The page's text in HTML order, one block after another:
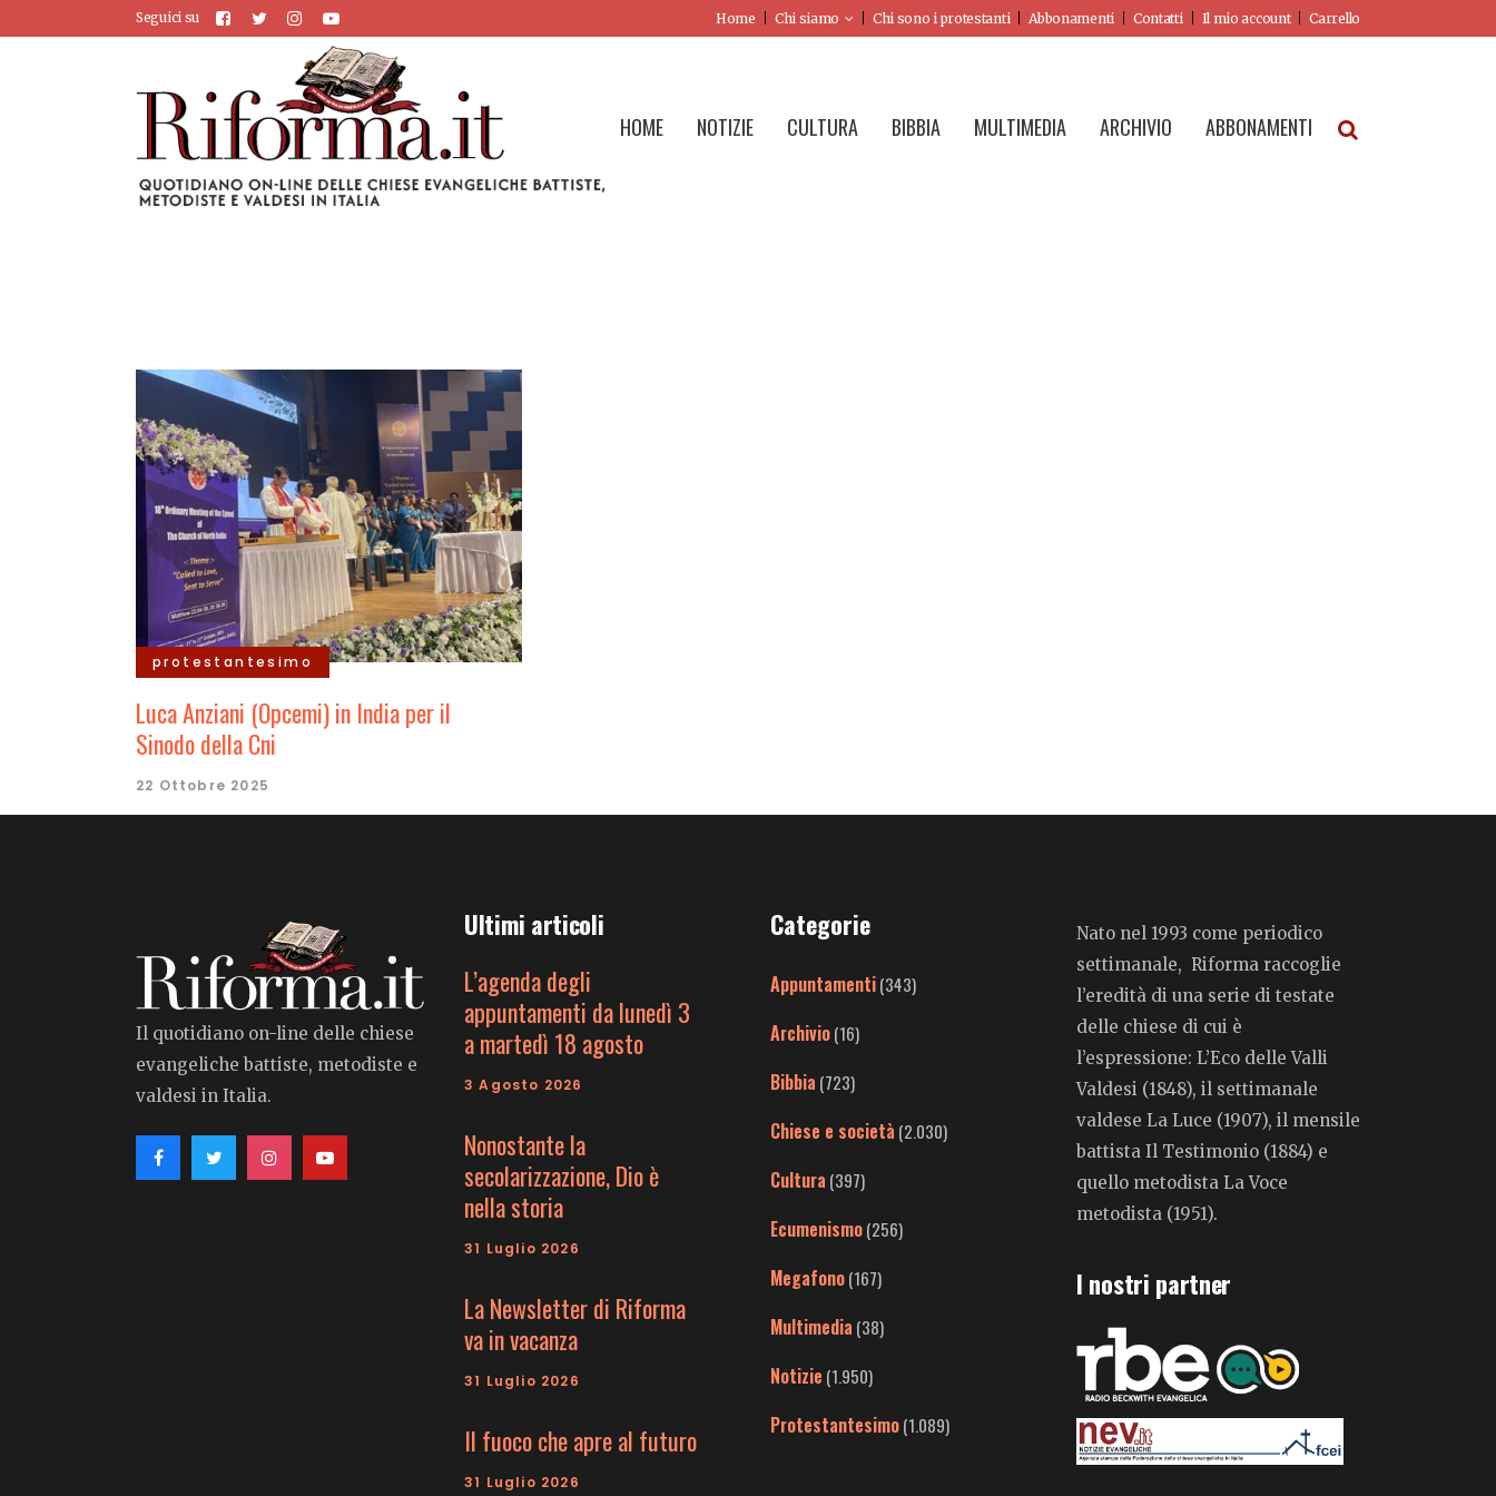
Seguici su Home Chi siamo Chi sono i protestanti Abbonamenti Contatti Il mio account Carrello
HOME NOTIZIE CULTURA BIBBIA MULTIMEDIA ARCHIVIO ABBONAMENTI
protestantesimo
Luca Anziani (Opcemi) in India per il
Sinodo della Cni
22 Ottobre 2025
Il quotidiano on-line delle chiese
evangeliche battiste, metodiste e
valdesi in Italia.
Ultimi articoli
L’agenda degli
appuntamenti da lunedì 3
a martedì 18 agosto
3 Agosto 2026
Nonostante la
secolarizzazione, Dio è
nella storia
31 Luglio 2026
La Newsletter di Riforma
va in vacanza
31 Luglio 2026
Il fuoco che apre al futuro
31 Luglio 2026
Categorie
Appuntamenti(343)
Archivio(16)
Bibbia (723)
Chiese e società (2.030)
Cultura (397)
Ecumenismo(256)
Megafono(167)
Multimedia (38)
Notizie (1.950)
Protestantesimo(1.089)
Nato nel 1993 come periodico
settimanale, Riforma raccoglie
l’eredità di una serie di testate
delle chiese di cui è
l’espressione: L’Eco delle Valli
Valdesi (1848), il settimanale
valdese La Luce (1907), il mensile
battista Il Testimonio (1884) e
quello metodista La Voce
metodista (1951).
I nostri partner